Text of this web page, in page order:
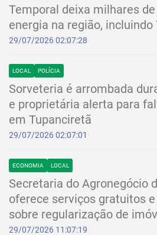
Temporal deixa milhares
energia na região, incluindo
29/07/2026 02:07:28
LOCAL POLÍCIA
Sorveteria é arrombada
e proprietária alerta para
em Tupanciretã
29/07/2026 02:07:01
ECONOMIA LOCAL
Secretaria do Agronegócio
oferece serviços gratuitos
sobre regularização de
29/07/2026 11:07:19